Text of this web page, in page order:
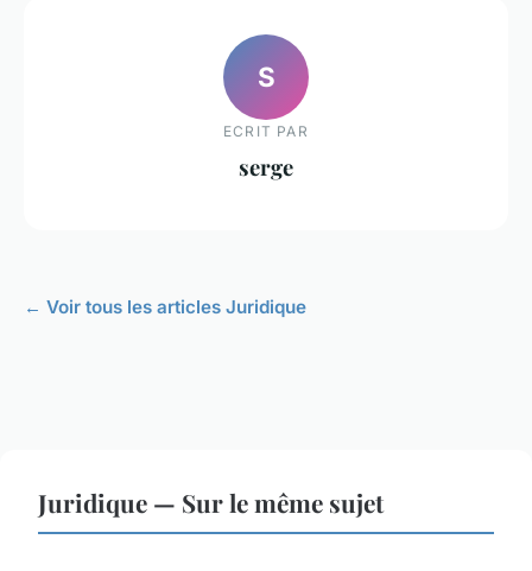
S
ECRIT PAR
serge
← Voir tous les articles Juridique
Juridique — Sur le même sujet